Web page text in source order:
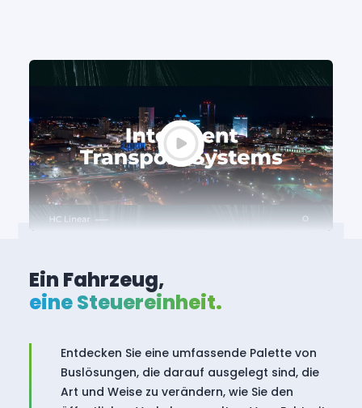
Ein Fahrzeug,
eine Steuereinheit.
Entdecken Sie eine umfassende Palette von
Buslösungen, die darauf ausgelegt sind, die
Art und Weise zu verändern, wie Sie den